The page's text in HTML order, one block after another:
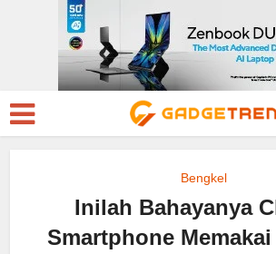
Bengkel
Inilah Bahayanya
Smartphone